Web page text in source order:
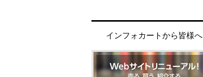
インフォカートから皆様へ